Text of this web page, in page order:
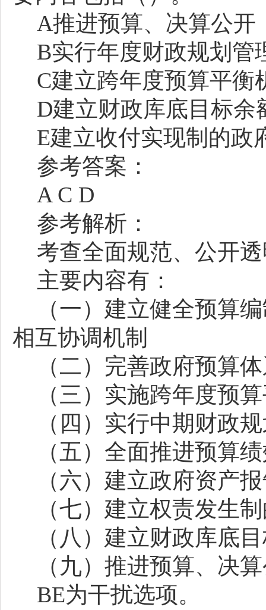
A推进预算、决算公开
B实行年度财政规划管
C建立跨年度预算平衡
D建立财政库底目标余
E建立收付实现制的政
参考答案：
A C D
参考解析：
考查全面规范、公开
主要内容有：
（一）建立健全预算
相互协调机制
（二）完善政府预算
（三）实施跨年度预
（四）实行中期财政
（五）全面推进预算
（六）建立政府资产
（七）建立权责发生
（八）建立财政库底
（九）推进预算、决
BE为干扰选项。